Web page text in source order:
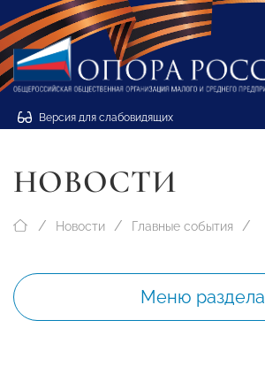
Версия для слабовидящих
НОВОСТИ
Новости Главные события
Меню раздела